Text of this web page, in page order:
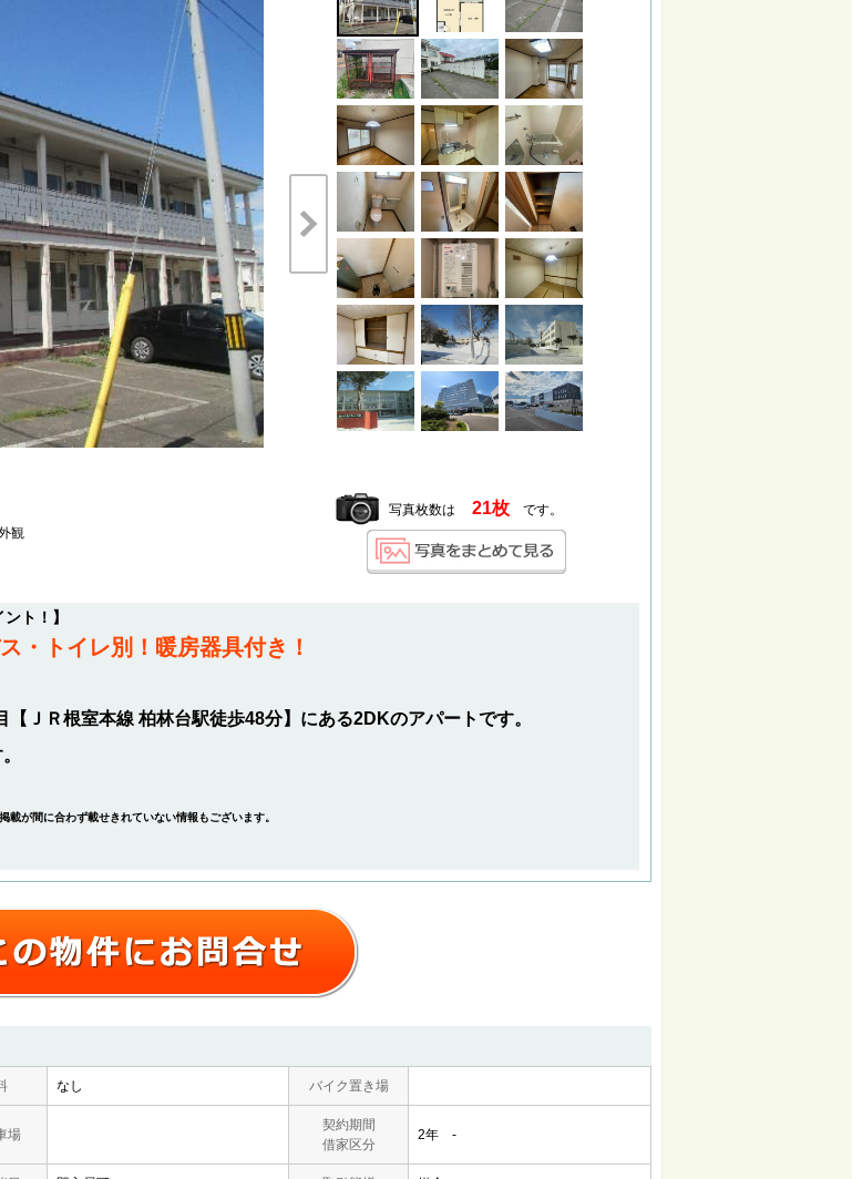
観
写真枚数は 21枚です。
ト！】
・トイレ別！暖房器具付き！
ＪＲ根室本線 柏林台駅徒歩48分】にある2DKのアパートです。
が間に合わず載せきれていない情報もございます。
なし バイク置き場
場
契約期間
借家区分
2年 -